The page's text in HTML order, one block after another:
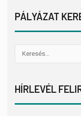
PÁLYÁZAT
HÍRLEVÉL